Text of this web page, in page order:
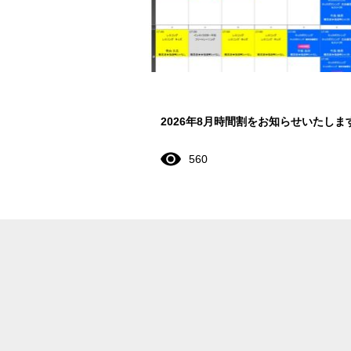
2026年8月時間割をお知らせいたしま
560